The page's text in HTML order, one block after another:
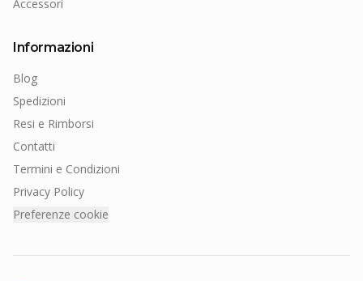
Accessori
Informazioni
Blog
Spedizioni
Resi e Rimborsi
Contatti
Termini e Condizioni
Privacy Policy
Preferenze cookie